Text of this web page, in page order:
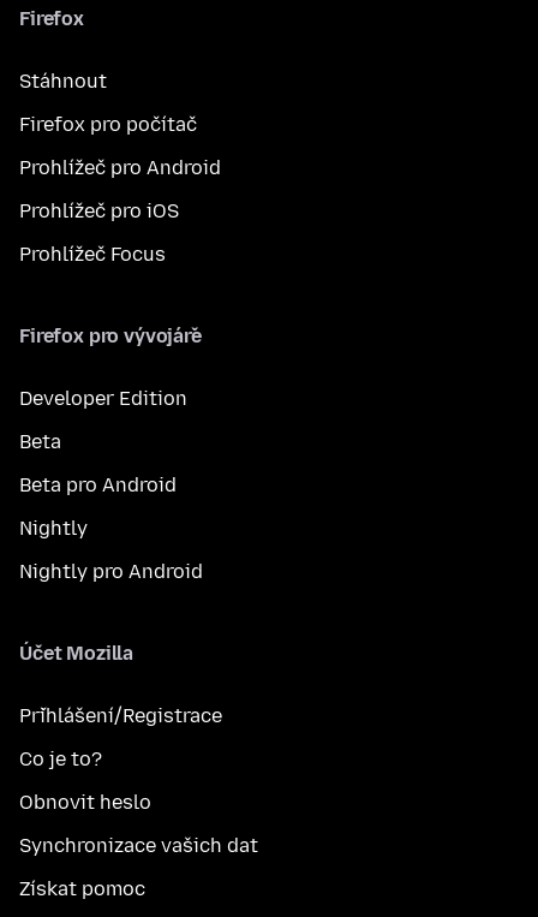
Firefox
Stáhnout
Firefox pro počítač
Prohlížeč pro Android
Prohlížeč pro iOS
Prohlížeč Focus
Firefox pro vývojáře
Developer Edition
Beta
Beta pro Android
Nightly
Nightly pro Android
Účet Mozilla
Přihlášení/Registrace
Co je to?
Obnovit heslo
Synchronizace vašich dat
Získat pomoc